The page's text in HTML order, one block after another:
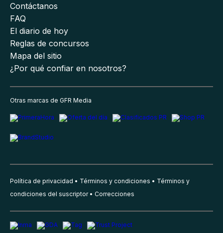
Contáctanos
FAQ
El diario de hoy
Reglas de concursos
Mapa del sitio
¿Por qué confiar en nosotros?
Otras marcas de GFR Media
Política de privacidad Términos y condiciones
Términos y
condiciones del suscriptor
Correcciones